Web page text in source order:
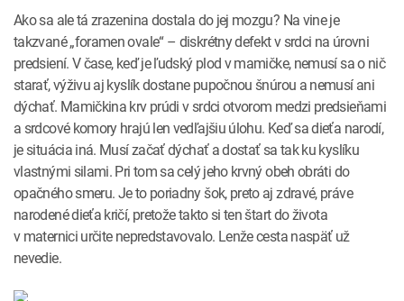
Ako sa ale tá zrazenina dostala do jej mozgu? Na vine je
takzvané „foramen ovale“ – diskrétny defekt v srdci na úrovni
predsiení. V čase, keď je ľudský plod v mamičke, nemusí sa o nič
starať, výživu aj kyslík dostane pupočnou šnúrou a nemusí ani
dýchať. Mamičkina krv prúdi v srdci otvorom medzi predsieňami
a srdcové komory hrajú len vedľajšiu úlohu. Keď sa dieťa narodí,
je situácia iná. Musí začať dýchať a dostať sa tak ku kyslíku
vlastnými silami. Pri tom sa celý jeho krvný obeh obráti do
opačného smeru. Je to poriadny šok, preto aj zdravé, práve
narodené dieťa kričí, pretože takto si ten štart do života
v maternici určite nepredstavovalo. Lenže cesta naspäť už
nevedie.